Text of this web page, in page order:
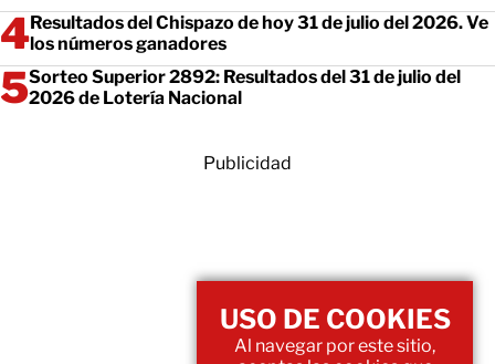
Resultados del Chispazo de hoy 31 de julio del 2026. Ve
los números ganadores
Sorteo Superior 2892: Resultados del 31 de julio del
2026 de Lotería Nacional
Publicidad
USO DE COOKIES
Al navegar por este sitio,